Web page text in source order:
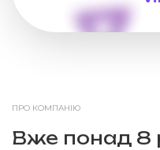
ПРО КОМПАНІЮ
Вже понад 8